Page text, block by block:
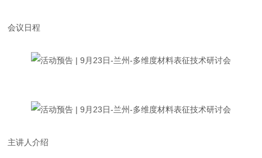
会议日程
主讲人介绍